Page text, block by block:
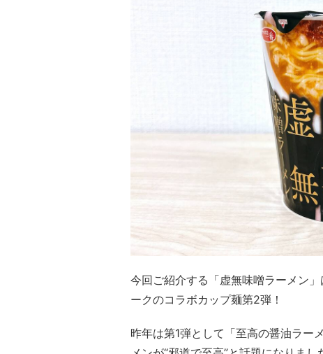
今回ご紹介する「虚無味噌ラーメン
ークのコラボカップ麺第2弾！
昨年は第1弾として「至高の醤油ラー